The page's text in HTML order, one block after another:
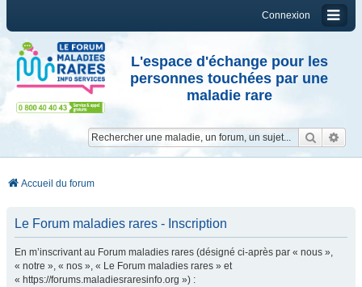
Connexion
L'espace d'échange pour les
personnes touchées par une
maladie rare
Accueil du forum
Le Forum maladies rares - Inscription
En m’inscrivant au Forum maladies rares (désigné ci-après par « nous »,
« notre », « nos », « Le Forum maladies rares » et
« https://forums.maladiesraresinfo.org ») :